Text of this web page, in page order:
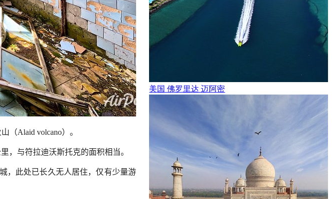
（Alaid volcano）。
，与符拉迪沃斯托克的面积相当。
，此处已长久无人居住，仅有少量游
美国 佛罗里达 迈阿密